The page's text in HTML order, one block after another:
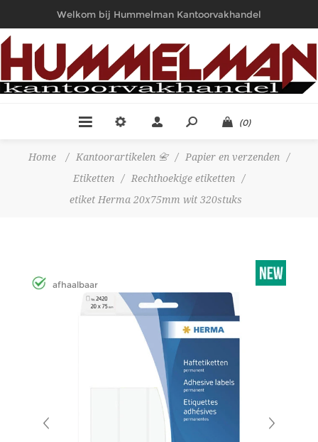
Welkom bij Hummelman Kantoorvakhandel
(0)
Home / Kantoorartikelen 📇 / Papier en verzenden
/
Etiketten
/ Rechthoekige etiketten
/
etiket Herma 20x75mm wit 320stuks
afhaalbaar